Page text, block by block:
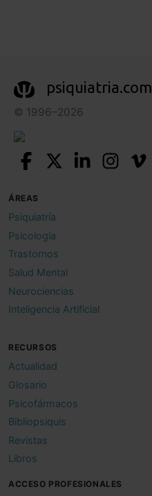
psiquiatria.com
© 1996–2026
ÁREAS
Psiquiatría
Psicología
Trastornos
Salud Mental
Neurociencias
Inteligencia Artificial
RECURSOS
Actualidad
Glosario
Psicofármacos
Bibliopsiquis
Revistas
Libros
ACCESO PROFESIONALES